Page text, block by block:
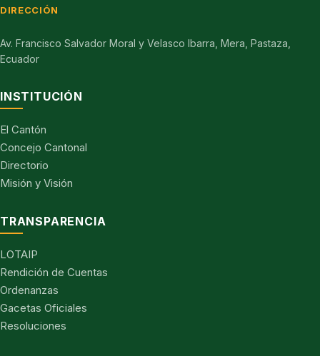
DIRECCIÓN
Av. Francisco Salvador Moral y Velasco Ibarra, Mera, Pastaza,
Ecuador
INSTITUCIÓN
El Cantón
Concejo Cantonal
Directorio
Misión y Visión
TRANSPARENCIA
LOTAIP
Rendición de Cuentas
Ordenanzas
Gacetas Oficiales
Resoluciones